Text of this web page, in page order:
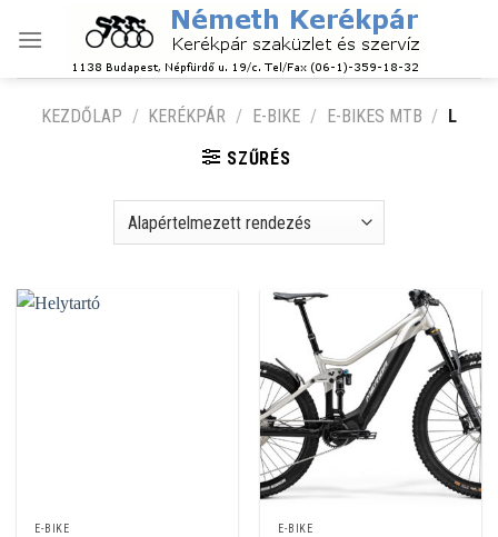
KEZDŐLAP / KERÉKPÁR / E-BIKE / E-BIKES MTB / L
SZŰRÉS
E-BIKE E-BIKE